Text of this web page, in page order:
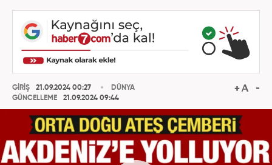
GİRİŞ
21.09.2024 00:27
GÜNCELLEME
21.09.2024 09:44
DÜNYA